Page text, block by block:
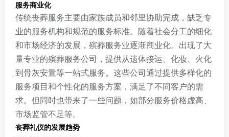
服务商业化
传统丧葬服务主要由家族成员和邻里协助完成，缺乏专
业的服务机构和规范的服务标准。随着社会分工的细化
和市场经济的发展，殡葬服务业逐渐商业化。出现了大
量专业的殡葬服务公司，提供从遗体接运、化妆、火化
到骨灰安置等一站式服务。这些公司通过提供多样化的
服务项目和个性化的服务方案，满足了不同客户的需
求。但同时也带来了一些问题，如部分服务价格虚高、
市场监管不足等。
丧葬礼仪的发展趋势